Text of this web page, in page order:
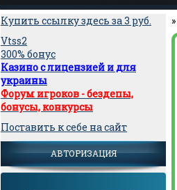
Купить ссылку здесь за3 руб.
Vtss2
300% бонус
Казино с лицензией и для
украины
Форум игроков - бездепы,
бонусы, конкурсы
Поставить к себе на сайт
АВТОРИЗАЦИЯ
»